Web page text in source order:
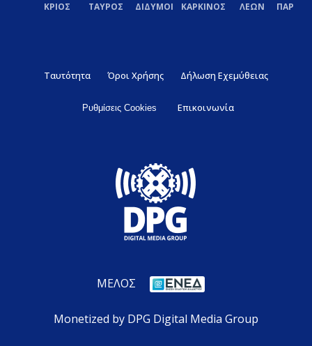
ΚΡΙΟΣ ΤΑΥΡΟΣ ΔΙΔΥΜΟΙ ΚΑΡΚΙΝΟΣ ΛΕΩΝ
Ταυτότητα Όροι Χρήσης Δήλωση Εχεμύθειας
Ρυθμίσεις Cookies Επικοινωνία
ΜΕΛΟΣ
Monetized by DPG Digital Media Group